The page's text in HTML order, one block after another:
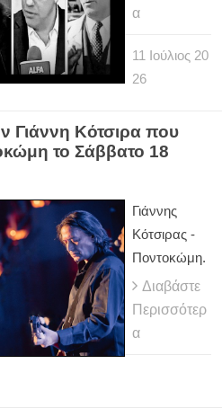
α
11 Ιούλιος 20
26
Γιάννη Κότσιρα που
το Σάββατο 18
Γιάννης
Κότσιρας -
Ποντοκώμη.
Διαβάστε
Περισσότερ
α